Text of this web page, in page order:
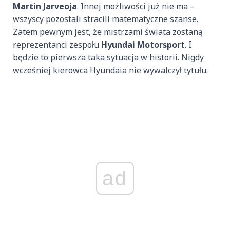
Martin Jarveoja. Innej możliwości już nie ma –
wszyscy pozostali stracili matematyczne szanse.
Zatem pewnym jest, że mistrzami świata zostaną
reprezentanci zespołu Hyundai Motorsport. I
będzie to pierwsza taka sytuacja w historii. Nigdy
wcześniej kierowca Hyundaia nie wywalczył tytułu.
ad